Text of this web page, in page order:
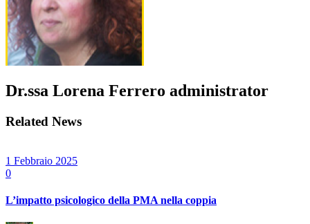
Dr.ssa Lorena Ferrero administrator
Related News
1 Febbraio 2025
0
L’impatto psicologico della PMA nella coppia